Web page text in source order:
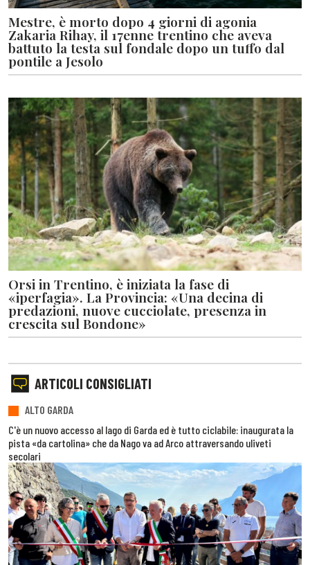
Mestre, è morto dopo 4 giorni di agonia
Zakaria Rihay, il 17enne trentino che aveva
battuto la testa sul fondale dopo un tuffo dal
pontile a Jesolo
Orsi in Trentino, è iniziata la fase di
«iperfagia». La Provincia: «Una decina di
predazioni, nuove cucciolate, presenza in
crescita sul Bondone»
ARTICOLI CONSIGLIATI
ALTO GARDA
C'è un nuovo accesso al lago di Garda ed è tutto ciclabile: inaugurata la
pista «da cartolina» che da Nago va ad Arco attraversando uliveti
secolari